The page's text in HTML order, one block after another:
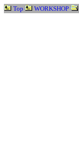
Top WORKSHOP